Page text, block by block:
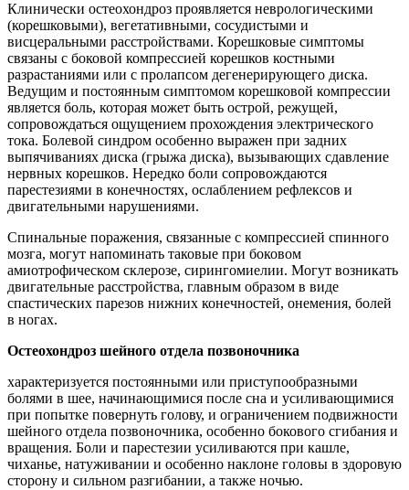
Клинически остеохондроз проявляется неврологическими
(корешковыми), вегетативными, сосудистыми и
висцеральными расстройствами. Корешковые симптомы
связаны с боковой компрессией корешков костными
разрастаниями или с пролапсом дегенерирующего диска.
Ведущим и постоянным симптомом корешковой компрессии
является боль, которая может быть острой, режущей,
сопровождаться ощущением прохождения электрического
тока. Болевой синдром особенно выражен при задних
выпячиваниях диска (грыжа диска), вызывающих сдавление
нервных корешков. Нередко боли сопровождаются
парестезиями в конечностях, ослаблением рефлексов и
двигательными нарушениями.
Спинальные поражения, связанные с компрессией спинного
мозга, могут напоминать таковые при боковом
амиотрофическом склерозе, сирингомиелии. Могут возникать
двигательные расстройства, главным образом в виде
спастических парезов нижних конечностей, онемения, болей
в ногах.
Остеохондроз шейного отдела позвоночника
характеризуется постоянными или приступообразными
болями в шее, начинающимися после сна и усиливающимися
при попытке повернуть голову, и ограничением подвижности
шейного отдела позвоночника, особенно бокового сгибания и
вращения. Боли и парестезии усиливаются при кашле,
чиханье, натуживании и особенно наклоне головы в здоровую
сторону и сильном разгибании, а также ночью.